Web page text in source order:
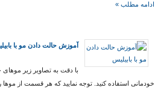
ادامه مطلب »
آموزش حالت دادن مو با
با دقت به تصاویر زیر موهای
خودمانی استفاده کنید. توجه نمایید که هر قسمت از موها